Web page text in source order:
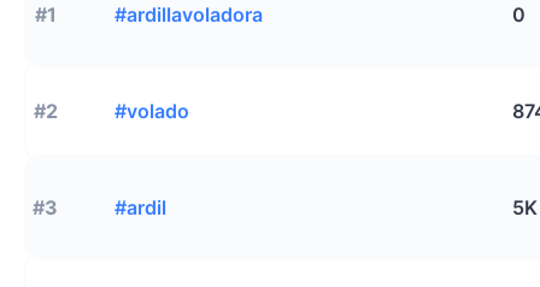
#1 #ardillavoladora 0
#2 #volado
#3 #ardil 5K